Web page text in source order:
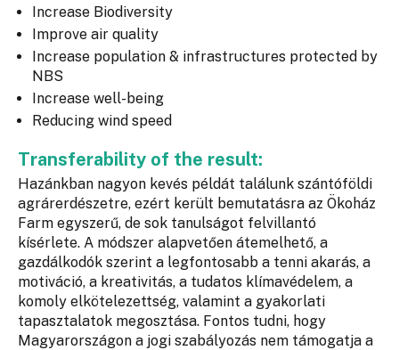
Increase Biodiversity
Improve air quality
Increase population & infrastructures protected by
NBS
Increase well-being
Reducing wind speed
Transferability of the result:
Hazánkban nagyon kevés példát találunk szántóföldi
agrárerdészetre, ezért került bemutatásra az Ökoház
Farm egyszerű, de sok tanulságot felvillantó
kísérlete. A módszer alapvetően átemelhető, a
gazdálkodók szerint a legfontosabb a tenni akarás, a
motiváció, a kreativitás, a tudatos klímavédelem, a
komoly elkötelezettség, valamint a gyakorlati
tapasztalatok megosztása. Fontos tudni, hogy
Magyarországon a jogi szabályozás nem támogatja a